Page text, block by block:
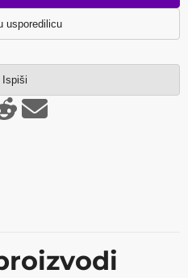
usporedilicu
Ispiši